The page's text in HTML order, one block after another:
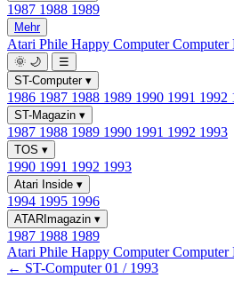
1987 1988 1989
Mehr
Atari Phile Happy ComputerComputer
🌞 🌙
☰
ST-Computer ▾
1986 1987 1988 1989 1990 1991 1992
ST-Magazin ▾
1987 1988 1989 1990 1991 1992 1993
TOS ▾
1990 1991 1992 1993
Atari Inside ▾
1994 1995 1996
ATARImagazin ▾
1987 1988 1989
Atari Phile Happy ComputerComputer
← ST-Computer 01 / 1993